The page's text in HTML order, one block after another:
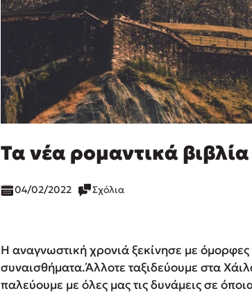
Τα νέα ρομαντικά
04/02/2022 Σχόλια
Η αναγνωστική χρονιά ξεκίνησε με όμορφες
συναισθήματα.Άλλοτε ταξιδεύουμε στα
παλεύουμε με όλες μας τις δυνάμεις σε